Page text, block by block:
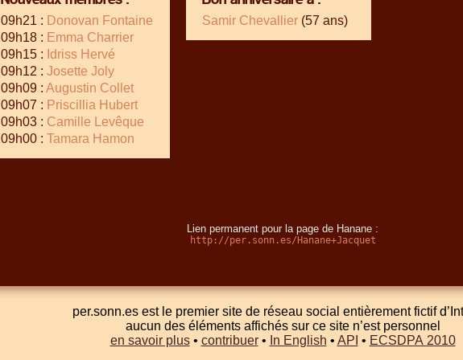
09h21 : Donovan Fontaine
09h18 : Emma Charrier
09h15 : Idriss Hervé
09h12 : Josette Joly
09h09 : Augustin Collet
09h07 : Priscillia Hubert
09h03 : Camille Levêque
09h00 : Tamara Hamon
Samir Chevallier (57 ans)
Lien permanent pour la page de Hanane :
http://per.sonn.es/Hanane+Jacquet
per.sonn.es est le premier site de réseau social entièrement fictif
aucun des éléments affichés sur ce site n’est personnel
en savoir plus• contribuer• In English • API • ECSDPA 2010